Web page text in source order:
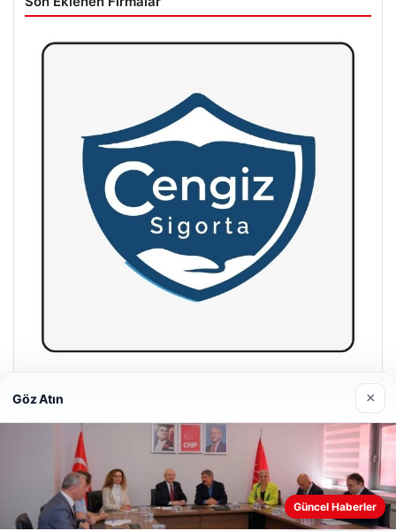
Hastaş Beton
Web sitemizi nasıl kullandığınızı daha iyi anlayabilmek,
deneyiminizi kişiselleştirmek ve geliştirmek amacıyla çerezler
Göz Atın ×
Güncel Haberler